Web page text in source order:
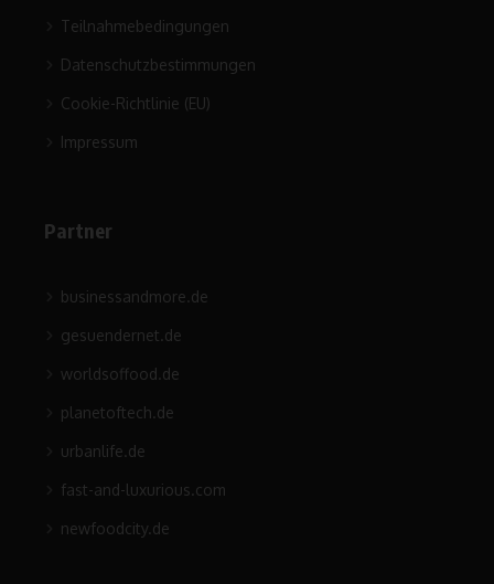
Teilnahmebedingungen
Datenschutzbestimmungen
Cookie-Richtlinie (EU)
Impressum
Partner
businessandmore.de
gesuendernet.de
worldsoffood.de
planetoftech.de
urbanlife.de
fast-and-luxurious.com
newfoodcity.de